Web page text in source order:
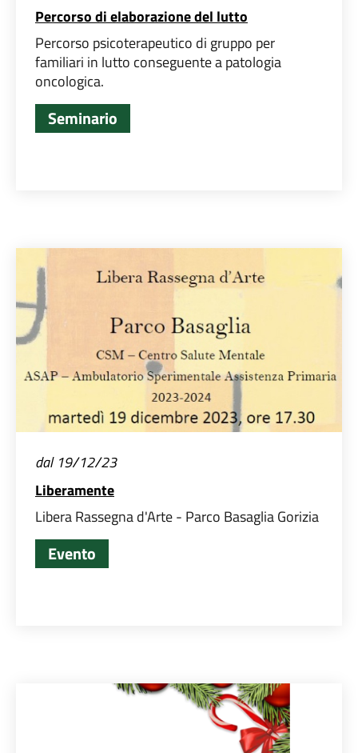
Percorso di elaborazione del lutto
Percorso psicoterapeutico di gruppo per
familiari in lutto conseguente a patologia
oncologica.
Seminario
dal 19/12/23
Liberamente
Libera Rassegna d'Arte - Parco Basaglia Gorizia
Evento